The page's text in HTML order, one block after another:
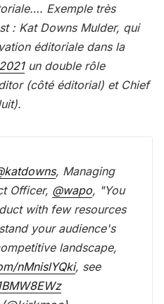
Exemple très
: Kat Downs Mulder, qui
éditoriale dans la
un double rôle
(côté éditorial) et Chief
, Managing
Officer, @wapo, "You
with few resources
your audience's
landscape,
nMnislYQki, see